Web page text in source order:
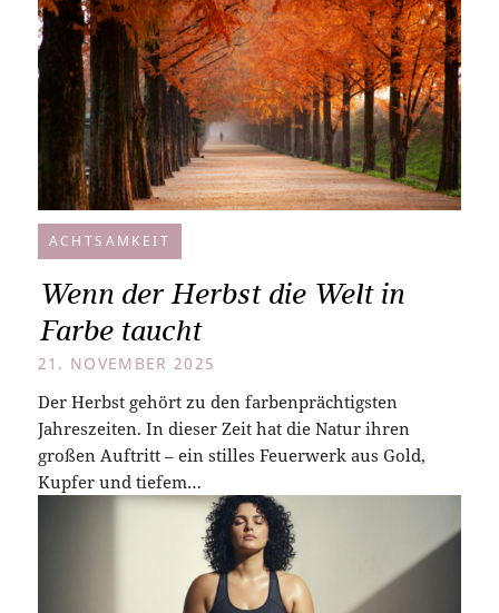
ACHTSAMKEIT
Wenn der Herbst die Welt in
Farbe taucht
21. NOVEMBER 2025
Der Herbst gehört zu den farbenprächtigsten
Jahreszeiten. In dieser Zeit hat die Natur ihren
großen Auftritt – ein stilles Feuerwerk aus Gold,
Kupfer und tiefem…